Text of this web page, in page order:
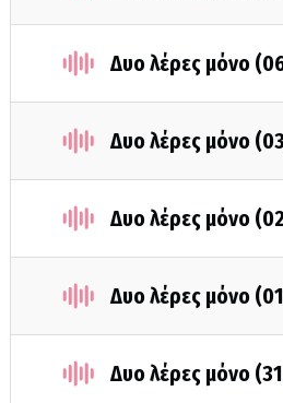
Δυο λέρες μόνο
Δυο λέρες μόνο
Δυο λέρες μόνο
Δυο λέρες μόνο
Δυο λέρες μόνο